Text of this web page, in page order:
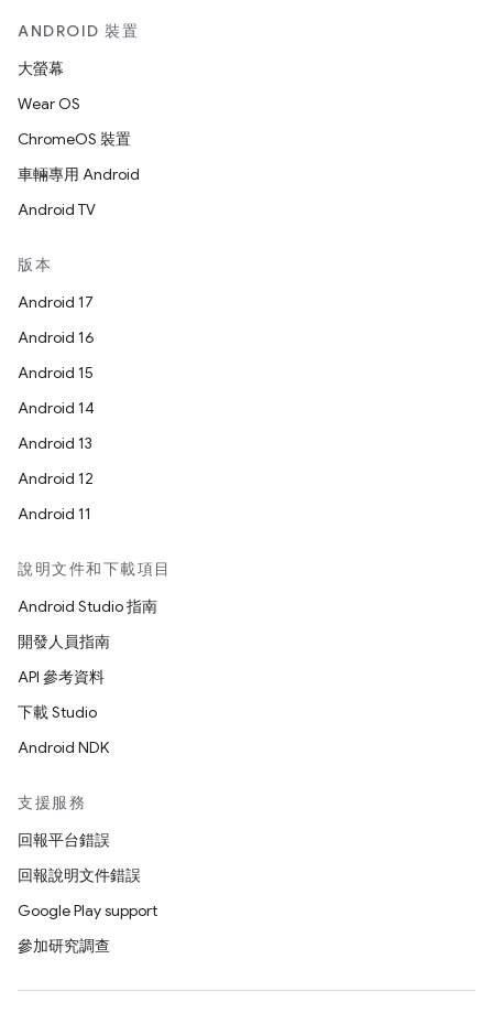
ANDROID 裝置
大螢幕
Wear OS
ChromeOS 裝置
車輛專用 Android
Android TV
版本
Android 17
Android 16
Android 15
Android 14
Android 13
Android 12
Android 11
說明文件和下載項目
Android Studio 指南
開發人員指南
API 參考資料
下載 Studio
Android NDK
支援服務
回報平台錯誤
回報說明文件錯誤
Google Play support
參加研究調查